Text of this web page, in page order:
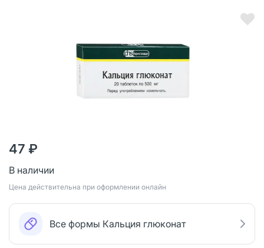
47 ₽
В наличии
Цена действительна при оформлении онлайн
Все формы Кальция глюконат